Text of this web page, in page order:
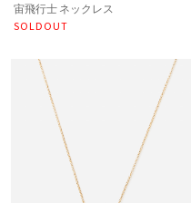
宙飛行士 ネックレス
SOLDOUT